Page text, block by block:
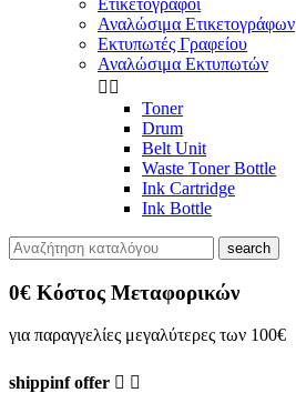
Ετικετογράφοι
Αναλώσιμα Ετικετογράφων
Εκτυπωτές Γραφείου
Αναλώσιμα Εκτυπωτών
 
Toner
Drum
Belt Unit
Waste Toner Bottle
Ink Cartridge
Ink Bottle
search
0€ Κόστος Μεταφορικών
για παραγγελίες μεγαλύτερες των 100€
shippinf offer  